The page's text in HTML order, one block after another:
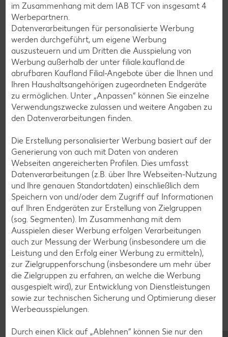
Raclette-Rezepte
Flammkuchen-Rezepte
Frühstücksrezepte
Salat-Rezepte
Spargel-Rezepte
Fleisch-Rezepte
Fisch-Rezepte
Geflügel-Rezepte
Lamm-Rezepte
Grill-Rezepte
Muffin-Rezepte
Apfelkuchen-Rezepte
Schokokuchen-Rezepte
Torten-Rezepte
Eis-Rezepte
Pfannkuchen-Rezepte
Plätzchen-Rezepte
im Zusammenhang mit dem IAB TCF von insgesamt 4
Werbepartnern.
Datenverarbeitungen für personalisierte Werbung
werden durchgeführt, um eigene Werbung
auszusteuern und um Dritten die Ausspielung von
Werbung außerhalb der unter filiale.kaufland.de
abrufbaren Kaufland Filial-Angebote über die Ihnen und
Ihren Haushaltsangehörigen zugeordneten Endgeräte
zu ermöglichen. Unter „Anpassen“ können Sie einzelne
Verwendungszwecke zulassen und weitere Angaben zu
den Datenverarbeitungen finden.
Die Erstellung personalisierter Werbung basiert auf der
Generierung von auch mit Daten von anderen
Webseiten angereicherten Profilen. Dies umfasst
Datenverarbeitungen (z.B. über Ihre Webseiten-Nutzung
und Ihre genauen Standortdaten) einschließlich dem
Speichern von und/oder dem Zugriff auf Informationen
auf Ihren Endgeräten zur Erstellung von Zielgruppen
(sog. Segmenten). Im Zusammenhang mit dem
Ausspielen dieser Werbung erfolgen Verarbeitungen
auch zur Messung der Werbung (insbesondere um die
Leistung und den Erfolg einer Werbung zu ermitteln),
zur Zielgruppenforschung (insbesondere um mehr über
die Zielgruppen zu erfahren, an welche die Werbung
ausgespielt wird), zur Entwicklung von Dienstleistungen
sowie zur technischen Sicherung und Optimierung dieser
Werbeausspielungen.
Durch einen Klick auf „Ablehnen“ können Sie nur den